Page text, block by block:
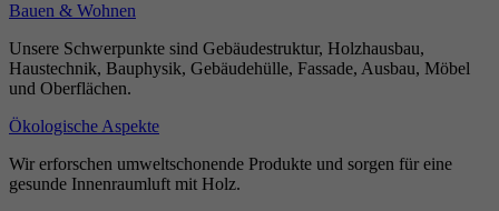
Bauen & Wohnen
Unsere Schwerpunkte sind Gebäudestruktur, Holzhausbau,
Haustechnik, Bauphysik, Gebäudehülle, Fassade, Ausbau, Möbel
und Oberflächen.
Ökologische Aspekte
Wir erforschen umweltschonende Produkte und sorgen für eine
gesunde Innenraumluft mit Holz.